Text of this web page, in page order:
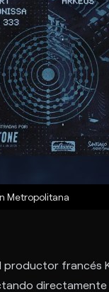
Metropolitana
productor francés
directamente